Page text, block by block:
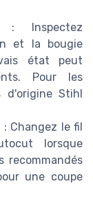
: Inspectez
et la bougie
état peut
Pour les
d'origine Stihl
: Changez le fil
lorsque
recommandés
une coupe